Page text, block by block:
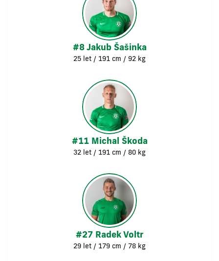
#8 Jakub Šašinka
25 let / 191 cm / 92 kg
#11 Michal Škoda
32 let / 191 cm / 80 kg
#27 Radek Voltr
29 let / 179 cm / 78 kg